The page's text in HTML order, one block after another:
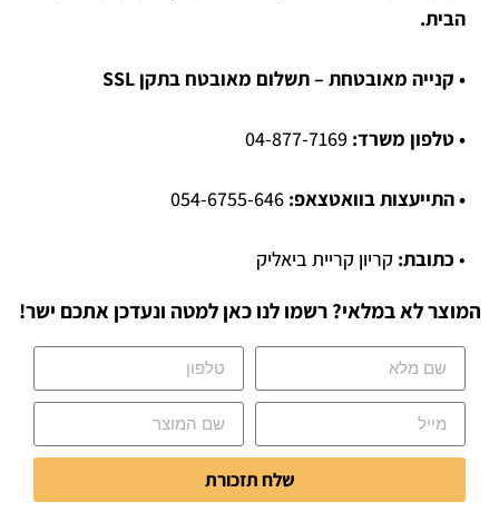
הבית.
• קנייה מאובטחת – תשלום מאובטח בתקן SSL
• טלפון משרד:
• התייעצות בוואטצאפ:
• כתובת: קריון קריית ביאליק
המוצר לא במלאי? רשמו לנו כאן למטה ונעדכן אתכם ישר!
שלח תזכורת